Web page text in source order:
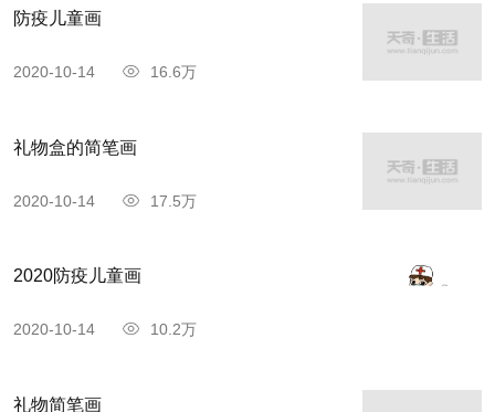
防疫儿童画
2020-10-14 16.6万
礼物盒的简笔画
2020-10-14 17.5万
2020防疫儿童画
2020-10-14 10.2万
礼物简笔画